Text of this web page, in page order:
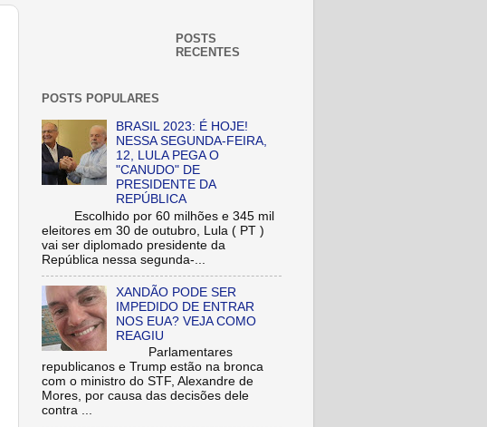
POSTS
RECENTES
POSTS POPULARES
BRASIL 2023: É HOJE!
NESSA SEGUNDA-FEIRA,
12, LULA PEGA O
"CANUDO" DE
PRESIDENTE DA
REPÚBLICA
Escolhido por 60 milhões e 345 mil
eleitores em 30 de outubro, Lula ( PT )
vai ser diplomado presidente da
República nessa segunda-...
XANDÃO PODE SER
IMPEDIDO DE ENTRAR
NOS EUA? VEJA COMO
REAGIU
Parlamentares
republicanos e Trump estão na bronca
com o ministro do STF, Alexandre de
Mores, por causa das decisões dele
contra ...